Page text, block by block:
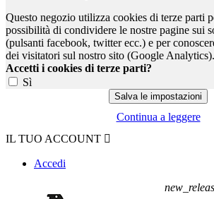
Questo negozio utilizza cookies di terze parti
possibilità di condividere le nostre pagine sui
(pulsanti facebook, twitter ecc.) e per
dei visitatori sul nostro sito (Google Analytics).
Accetti i cookies di terze parti?
Sì
Continua a leggere
IL TUO ACCOUNT 
Accedi